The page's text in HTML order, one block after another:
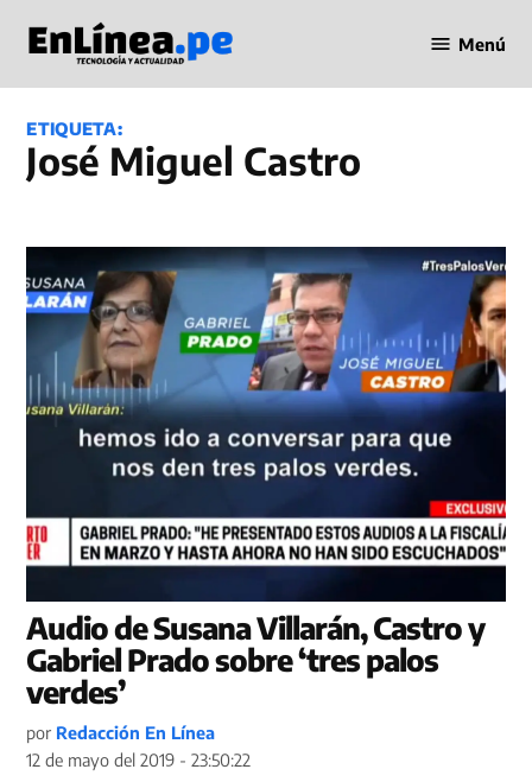
contenido
en Línea
Menú
ETIQUETA:
José Miguel Castro
Audio de Susana Villarán, Castro y
Gabriel Prado sobre ‘tres palos
verdes’
por Redacción En Línea
12 de mayo del 2019 - 23:50:22